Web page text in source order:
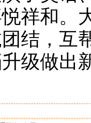
祥和。
结，互
级做出